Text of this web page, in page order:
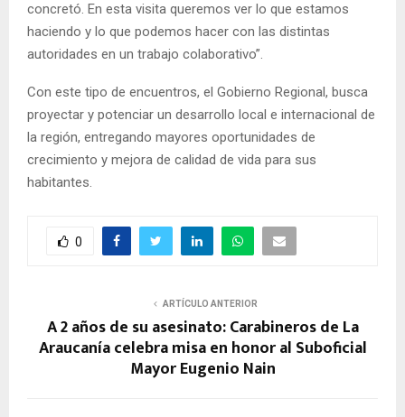
concretó. En esta visita queremos ver lo que estamos
haciendo y lo que podemos hacer con las distintas
autoridades en un trabajo colaborativo”.
Con este tipo de encuentros, el Gobierno Regional, busca
proyectar y potenciar un desarrollo local e internacional de
la región, entregando mayores oportunidades de
crecimiento y mejora de calidad de vida para sus
habitantes.
0
ARTÍCULO ANTERIOR
A 2 años de su asesinato: Carabineros de La
Araucanía celebra misa en honor al Suboficial
Mayor Eugenio Nain